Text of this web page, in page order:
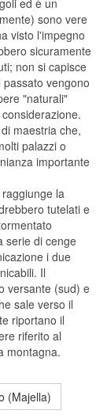
ed è un
sono vere
visto l'impegno
sicuramente
non si capisce
vengono
"naturali"
maestria che,
palazzi o
importante
la
tutelati e
serie di cenge
i due
Il
versante (sud) e
sale verso il
riportano il
riferito al
montagna.
(Majella)